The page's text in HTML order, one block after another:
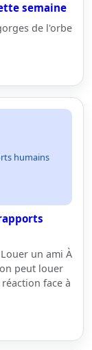
semaine
de l'orbe
humains
un ami À
peut louer
face à